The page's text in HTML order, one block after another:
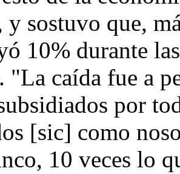
sostuvo que,
10% durante
"La caída fue a
por
[sic] como
10 veces lo